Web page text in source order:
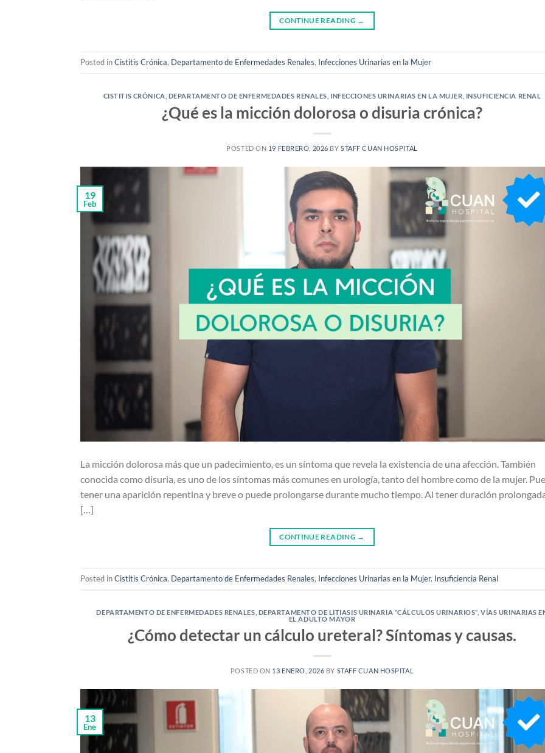
CONTINUE READING →
Posted inCistitis Crónica, Departamento de Enfermedades Renales, Infecciones Urinarias en la Mujer
CISTITIS CRÓNICA DEPARTAMENTO DE ENFERMEDADES RENALES INFECCIONES URINARIAS EN LA MUJER INSUFICIENCIA RENAL
¿Qué es la micción dolorosa o disuria crónica?
POSTED ON 19 FEBRERO, 2026 BYSTAFF CUAN HOSPITAL
19
Feb
La micción dolorosa más que un padecimiento, es un síntoma que revela la existencia de una afección. También
conocida como disuria, es uno de los síntomas más comunes en urología, tanto del hombre como de la mujer.
tener una aparición repentina y breve o puede prolongarse durante mucho tiempo. Al tener duración
[…]
CONTINUE READING →
Posted inCistitis Crónica, Departamento de Enfermedades Renales, Infecciones Urinarias en la Mujer, Insuficiencia Renal
DEPARTAMENTO DE ENFERMEDADES RENALES DEPARTAMENTO DE LITIASIS URINARIA “CÁLCULOS URINARIOS“,VÍAS URINARIAS
EL ADULTO MAYOR
¿Cómo detectar un cálculo ureteral? Síntomas y causas.
POSTED ON 13 ENERO, 2026 BY STAFF CUAN HOSPITAL
13
Ene